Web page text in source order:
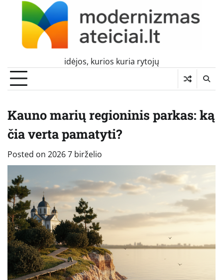
content
idėjos, kurios kuria rytojų
Kauno marių regioninis parkas: ką
čia verta pamatyti?
Posted on 2026 7 birželio